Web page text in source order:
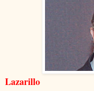
Lazarillo